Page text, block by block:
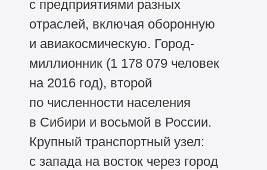
с предприятиями разных
отраслей, включая оборонную
и авиакосмическую. Город-
миллионник (1 178 079 человек
на 2016 год), второй
по численности населения
в Сибири и восьмой в России.
Крупный транспортный узел:
с запада на восток через город